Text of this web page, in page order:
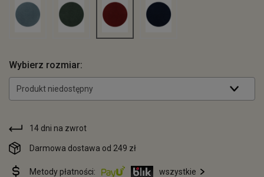
Wybierz rozmiar:
Produkt niedostępny
14 dni na zwrot
Darmowa dostawa od 249 zł
Metody płatności: wszystkie